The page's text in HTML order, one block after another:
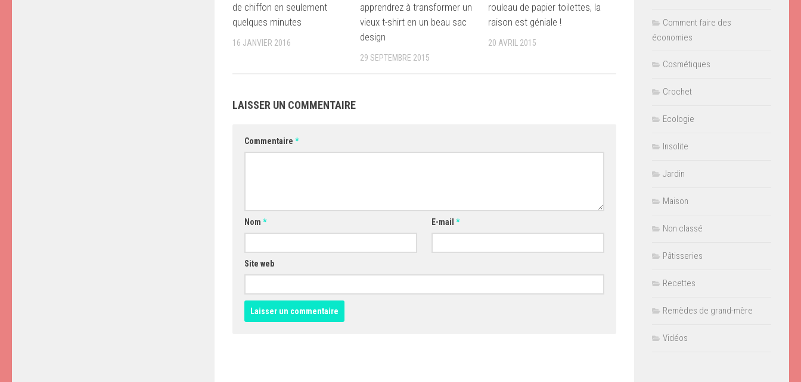
de chiffon en seulement
quelques minutes
16 JANVIER 2016
apprendrez à transformer un
vieux t-shirt en un beau sac
design
29 SEPTEMBRE 2015
rouleau de papier toilettes, la
raison est géniale !
20 AVRIL 2015
LAISSER UN COMMENTAIRE
Commentaire *
Nom * E-mail*
Site web
Comment faire des
économies
Cosmétiques
Crochet
Ecologie
Insolite
Jardin
Maison
Non classé
Pâtisseries
Recettes
Remèdes de grand-mère
Vidéos